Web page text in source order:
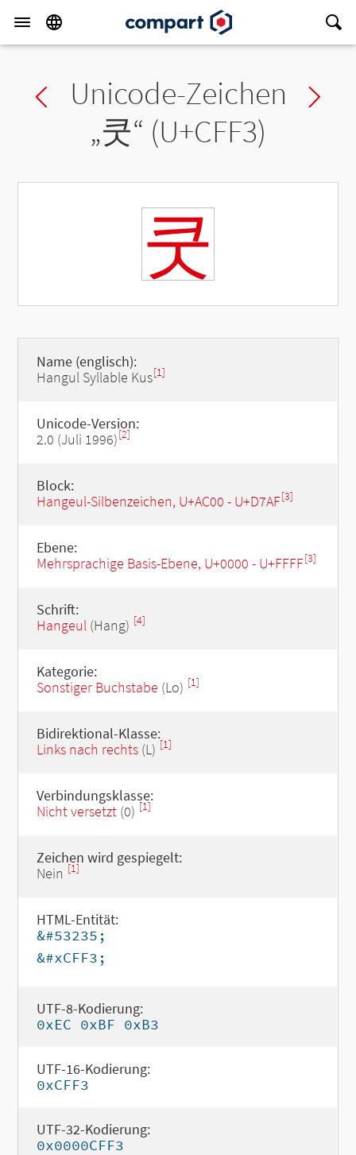
Previous char
Unicode-Zeichen
„쿳“ (U+CFF3)
쿳
Name (englisch):
Hangul Syllable Kus[1]
Unicode-Version:
2.0 (Juli 1996)[2]
Block:
Hangeul-Silbenzeichen, U+AC00 - U+D7AF[3]
Ebene:
Mehrsprachige Basis-Ebene, U+0000 - U+FFFF[3]
Schrift:
Hangeul(Hang) [4]
Kategorie:
Sonstiger Buchstabe (Lo) [1]
Bidirektional-Klasse:
Links nach rechts(L) [1]
Verbindungsklasse:
Nicht versetzt(0) [1]
Zeichen wird gespiegelt:
Nein [1]
HTML-Entität:
&#53235;
&#xCFF3;
UTF-8-Kodierung:
0xEC 0xBF 0xB3
UTF-16-Kodierung:
0xCFF3
UTF-32-Kodierung:
0x0000CFF3